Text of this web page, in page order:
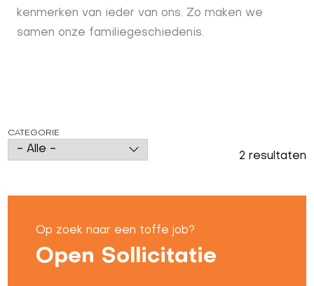
kenmerken van ieder van ons. Zo maken we
samen onze familiegeschiedenis.
2 resultaten
CATEGORIE
Op zoek naar een toffe job?
Open Sollicitatie